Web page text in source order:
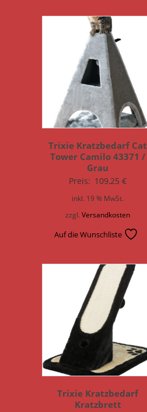
Trixie Kratzbedarf Cat
Tower Camilo 43371 /
Grau
Preis: 109,25€
inkl. 19 % MwSt.
zzgl.Versandkosten
Auf die Wunschliste
Trixie Kratzbedarf
Kratzbrett